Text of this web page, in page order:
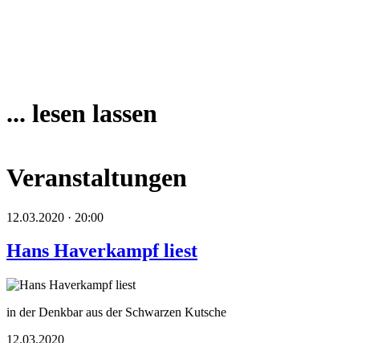
... lesen lassen
Veranstaltungen
12.03.2020 · 20:00
Hans Haverkampf liest
in der Denkbar aus der Schwarzen Kutsche
12.03.2020